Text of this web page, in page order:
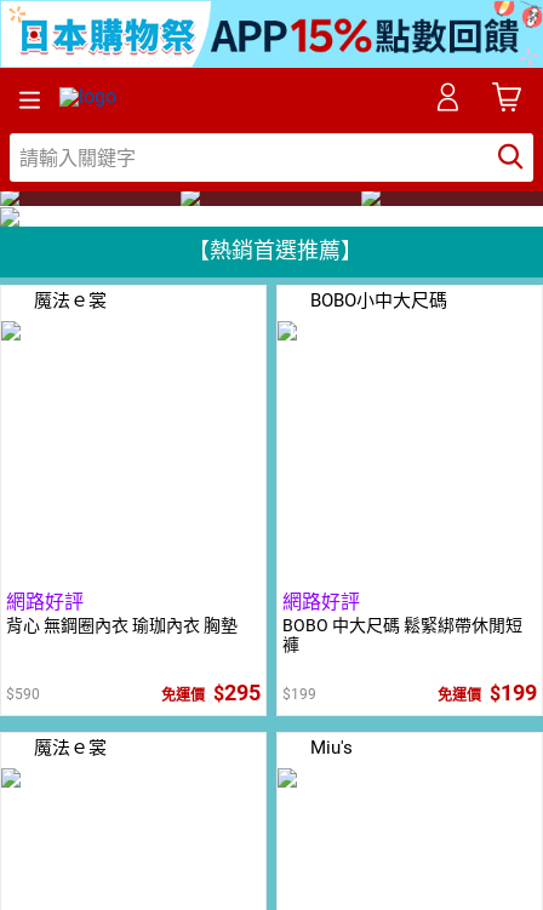
時間:2016/05/01-00:00 ~ 2016/05/31-23:59
【熱銷首選推薦】
魔法ｅ裳
網路好評
背心 無鋼圈內衣 瑜珈內衣 胸墊
590 免運價 295
BOBO小中大尺碼
10
網路好評
BOBO 中大尺碼 鬆緊綁帶休閒短
褲
199 免運價 199
魔法ｅ裳 Miu's